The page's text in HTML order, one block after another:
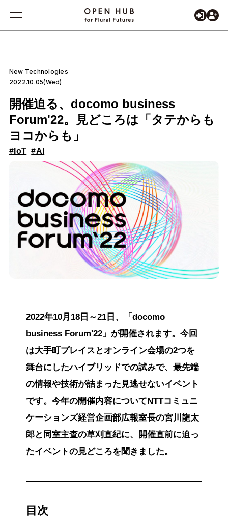
New Technologies
2022.10.05(Wed)
開催迫る、docomo business
Forum'22。見どころは「タテからも
ヨコからも」
#IoT #AI
2022年10月18日～21日、「docomo
business Forum'22」が開催されます。今回
は大手町プレイスとオンライン会場の2つを
舞台にしたハイブリッドでの試みで、最先端
の情報や技術が詰まった見逃せないイベント
です。今年の開催内容についてNTTコミュニ
ケーションズ経営企画部広報室長の宮川龍太
郎と同室主査の草刈直紀に、開催直前に迫っ
たイベントの見どころを聞きました。
目次